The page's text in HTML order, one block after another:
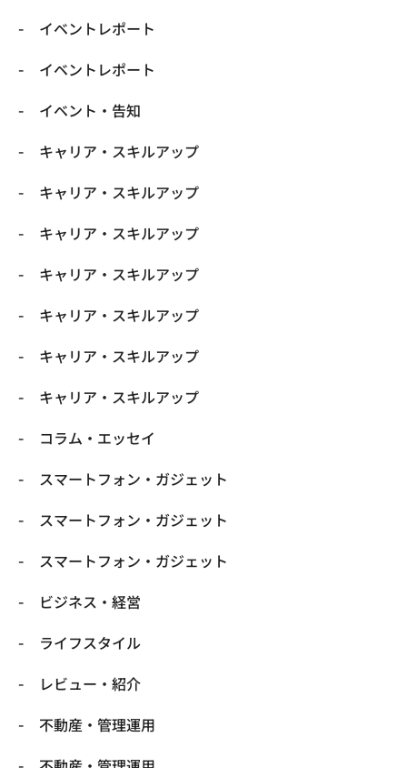
イベントレポート
イベントレポート
イベント・告知
キャリア・スキルアップ
キャリア・スキルアップ
キャリア・スキルアップ
キャリア・スキルアップ
キャリア・スキルアップ
キャリア・スキルアップ
キャリア・スキルアップ
コラム・エッセイ
スマートフォン・ガジェット
スマートフォン・ガジェット
スマートフォン・ガジェット
ビジネス・経営
ライフスタイル
レビュー・紹介
不動産・管理運用